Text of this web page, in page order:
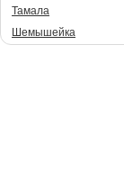
Тамала
Шемышейка